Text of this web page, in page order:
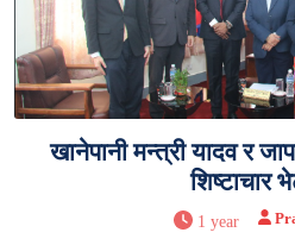
खानेपानी मन्त्री यादव र
शिष्टाचार
1 year